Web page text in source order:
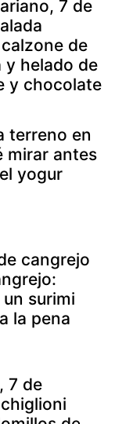
7 de
de
y helado de
y chocolate
terreno en
mirar antes
yogur
cangrejo
surimi
la pena
7 de